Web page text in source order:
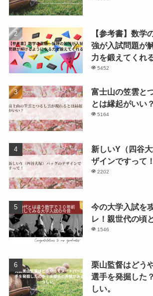
【参考書】数学
強が入試問題が
力を鍛えてくれ
5452
富士山の笠雲と
とは縁起がいい？
5164
新しいY（四谷
ザインですって！
2202
今の大学入試を
レ！親世代の頃
1546
栗山監督はどう
選手を発掘した
しい。